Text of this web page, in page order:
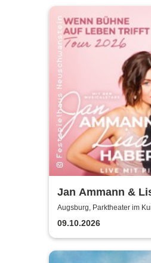
Jan Ammann &
Habermann - Tour
Augsburg, Parktheater im
09.10.2026